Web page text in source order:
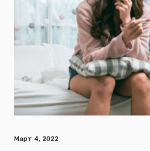
Март 4, 2022